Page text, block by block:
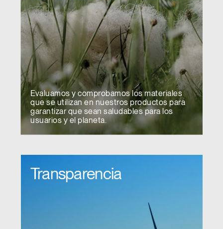
Evaluamos y comprobamos los materiales
que se utilizan en nuestros productos para
garantizar que sean saludables para los
usuarios y el planeta.
Transparencia